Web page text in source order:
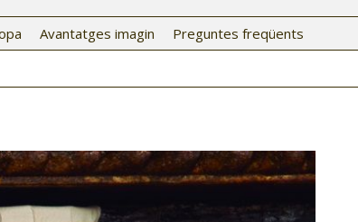
Avantatges imagin Preguntes freqüents